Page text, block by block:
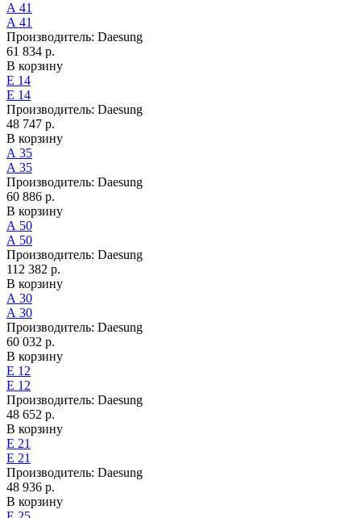
А 41
А 41
Производитель: Daesung
61 834 р.
В корзину
Е 14
Е 14
Производитель: Daesung
48 747 р.
В корзину
А 35
А 35
Производитель: Daesung
60 886 р.
В корзину
А 50
А 50
Производитель: Daesung
112 382 р.
В корзину
А 30
А 30
Производитель: Daesung
60 032 р.
В корзину
Е 12
Е 12
Производитель: Daesung
48 652 р.
В корзину
Е 21
Е 21
Производитель: Daesung
48 936 р.
В корзину